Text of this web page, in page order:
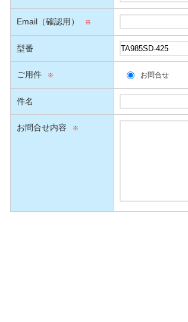
Email（確認用）
型番
ご用件 お問合せ
件名
お問合せ内容